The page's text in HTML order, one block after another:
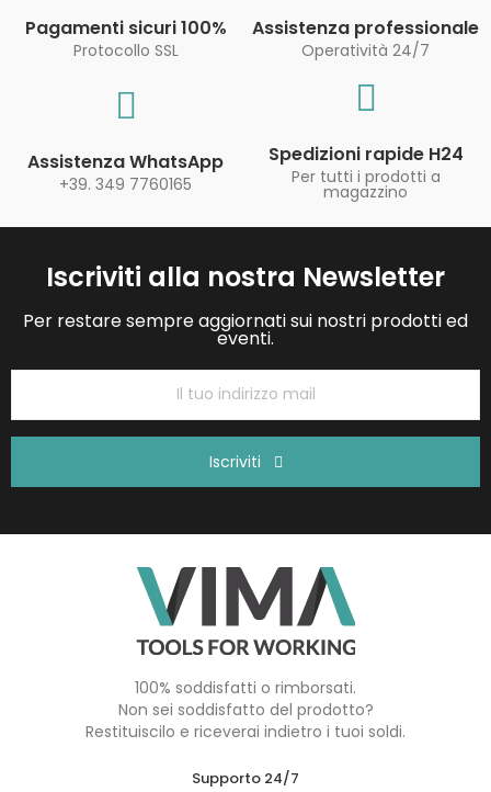
Pagamenti sicuri 100%
Protocollo SSL
Assistenza professionale
Operatività 24/7
Assistenza WhatsApp
+39. 349 7760165
Spedizioni rapide H24
Per tutti i prodotti a
magazzino
Iscriviti alla nostra Newsletter
Per restare sempre aggiornati sui nostri prodotti ed
eventi.
Iscriviti
100% soddisfatti o rimborsati.
Non sei soddisfatto del prodotto?
Restituiscilo e riceverai indietro i tuoi soldi.
Supporto 24/7